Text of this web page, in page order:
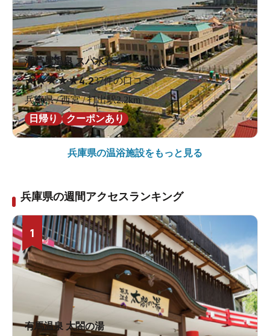
潮芦屋温泉 スパ水春
★★★★★4.237件の口コミ
兵庫県 / 西宮 / 打出駅2.2km
日帰り
クーポンあり
兵庫県の温浴施設をもっと見る
兵庫県の週間アクセスランキング
1
有馬温泉 太閤の湯